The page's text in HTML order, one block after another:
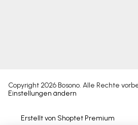
Erstellt von Shoptet Premium
Copyright 2026 Bosono. Alle Rechte
Einstellungen ändern